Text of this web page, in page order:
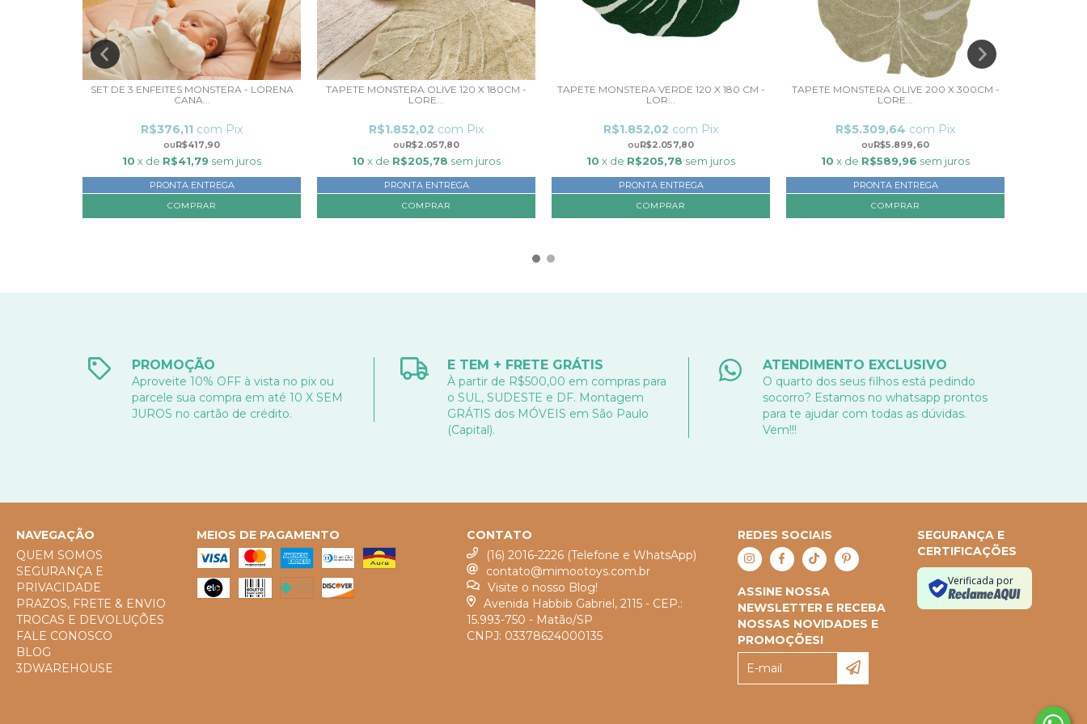
SET DE 3 ENFEITES MONSTERA - LORENA
CANA...
R$417,90
R$376,11 com Pix
10 x de R$41,79 sem juros
PRONTA ENTREGA
TAPETE MONSTERA OLIVE 120 X 180CM -
LORE...
R$2.057,80
R$1.852,02 com Pix
10 x de R$205,78 sem juros
PRONTA ENTREGA
TAPETE MONSTERA VERDE 120 X 180 CM -
LOR...
R$2.057,80
R$1.852,02 com Pix
10 x de R$205,78 sem juros
PRONTA ENTREGA
TAPETE MONSTERA OLIVE 200 X 300CM -
LORE...
R$5.899,60
R$5.309,64 com Pix
10 x de R$589,96 sem juros
PRONTA ENTREGA
PROMOÇÃO
Aproveite 10% OFF à vista no pix ou
parcele sua compra em até 10 X SEM
JUROS no cartão de crédito.
E TEM + FRETE GRÁTIS
À partir de R$500,00 em compras para
o SUL, SUDESTE e DF. Montagem
GRÁTIS dos MÓVEIS em São Paulo
(Capital).
ATENDIMENTO EXCLUSIVO
O quarto dos seus filhos está pedindo
socorro? Estamos no whatsapp prontos
para te ajudar com todas as dúvidas.
Vem!!!
NAVEGAÇÃO
QUEM SOMOS
SEGURANÇA E
PRIVACIDADE
PRAZOS, FRETE & ENVIO
TROCAS E DEVOLUÇÕES
FALE CONOSCO
BLOG
3DWAREHOUSE
MEIOS DE PAGAMENTO
CONTATO
(16) 2016-2226 (Telefone e WhatsApp)
contato@mimootoys.com.br
Visite o nosso Blog!
Avenida Habbib Gabriel, 2115 - CEP.:
15.993-750 - Matão/SP
CNPJ: 03378624000135
REDES SOCIAIS
ASSINE NOSSA
NEWSLETTER E RECEBA
NOSSAS NOVIDADES E
PROMOÇÕES!
SEGURANÇA E
CERTIFICAÇÕES
Verificada por